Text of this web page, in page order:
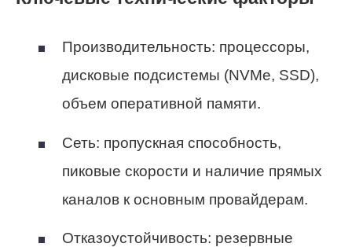
Производительность: процессоры,
дисковые подсистемы (NVMe, SSD),
объем оперативной памяти.
Сеть: пропускная способность,
пиковые скорости и наличие прямых
каналов к основным провайдерам.
Отказоустойчивость: резервные